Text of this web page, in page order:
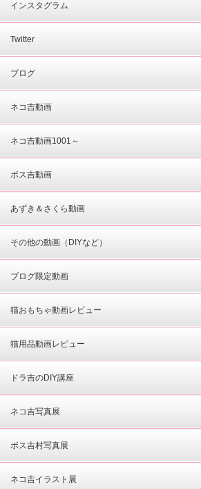
インスタグラム
Twitter
ブログ
ネコ吉動画
ネコ吉動画1001～
ボス吉動画
あずき＆さくら動画
その他の動画（DIYなど）
ブログ限定動画
猫おもちゃ動画レビュー
猫用品動画レビュー
ドラ吉のDIY講座
ネコ吉写真展
ボス吉村写真展
ネコ吉イラスト展